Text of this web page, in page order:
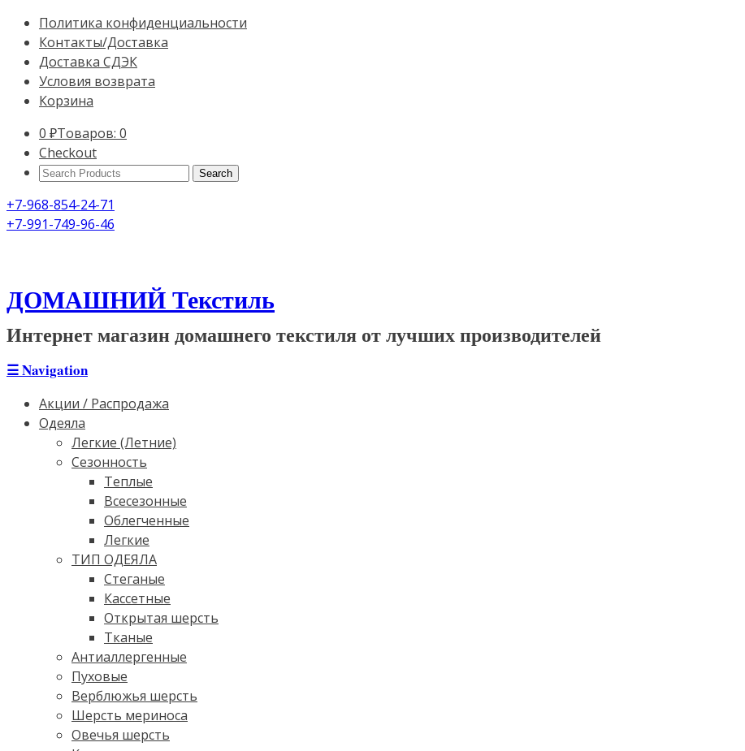
Политика конфиденциальности
Контакты/Доставка
Доставка СДЭК
Условия возврата
Корзина
0 ₽Товаров: 0
Checkout
Search
+7-968-854-24-71
+7-991-749-96-46
ДОМАШНИЙ Текстиль
Интернет магазин домашнего текстиля от лучших производителей
☰Navigation
Акции / Распродажа
Одеяла
Легкие (Летние)
Сезонность
Теплые
Всесезонные
Облегченные
Легкие
ТИП ОДЕЯЛА
Стеганые
Кассетные
Открытая шерсть
Тканые
Антиаллергенные
Пуховые
Верблюжья шерсть
Шерсть мериноса
Овечья шерсть